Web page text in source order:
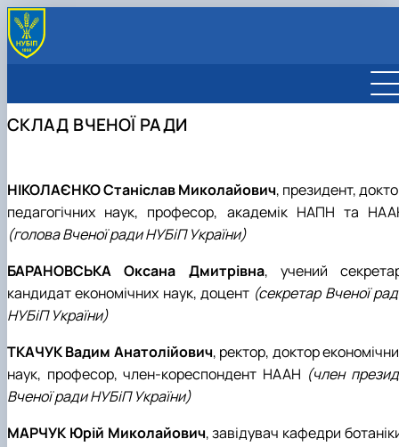
СКЛАД ВЧЕНОЇ РАДИ
РІШЕННЯ ВЧЕНОЇ РАДИ
СКЛАД ВЧЕНОЇ РАДИ
НІКОЛАЄНКО Станіслав Миколайович, президент,
педагогічних наук, професор, академік НАПН та
(голова Вченої ради НУБіП України)
БАРАНОВСЬКА Оксана Дмитрівна, учений
кандидат економічних наук, доцент (секретар Вченої
НУБіП України)
ТКАЧУК Вадим Анатолійович, ректор, доктор
наук, професор, член-кореспондент НААН (член
Вченої ради НУБіП України)
МАРЧУК Юрій Миколайович, завідувач кафедри